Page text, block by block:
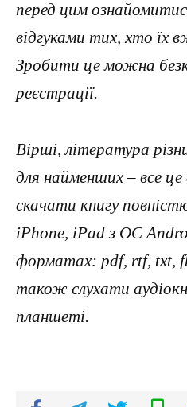
перед цим
відгуками тих, хто їх
Зробити це можна
реєстрації.
Вірші, література
для найменших – все
скачати книгу
iPhone, iPad з ОС
форматах: pdf, rtf, txt,
також слухати
планшеті.